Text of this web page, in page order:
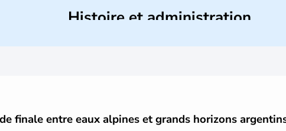
Histoire et administration
finale entre eaux alpines et grands horizons